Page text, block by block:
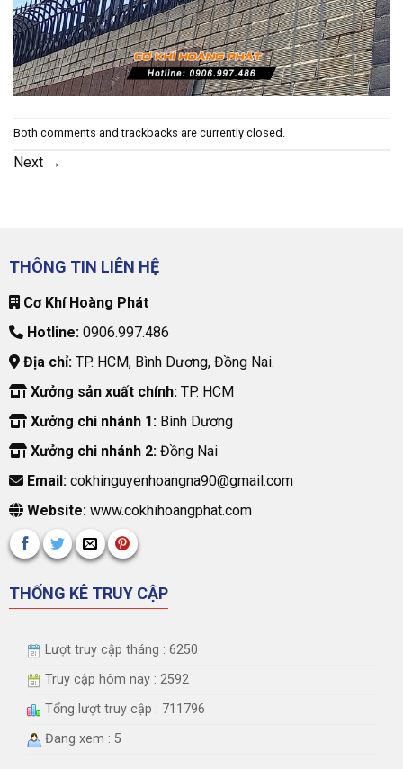
Both comments and trackbacks are currently closed.
Next →
THÔNG TIN LIÊN HỆ
Cơ Khí Hoàng Phát
Hotline:0906.997.486
Địa chỉ:TP. HCM, Bình Dương, Đồng Nai.
Xưởng sản xuất chính:TP. HCM
Xưởng chi nhánh 1:Bình Dương
Xưởng chi nhánh 2:Đồng Nai
Email:cokhinguyenhoangna90@gmail.com
Website:www.cokhihoangphat.com
THỐNG KÊ TRUY CẬP
Lượt truy cập tháng : 6250
Truy cập hôm nay : 2592
Tổng lượt truy cập : 711796
Đang xem : 5